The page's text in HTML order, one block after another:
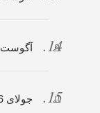
آگوست 2016
جولای 2016